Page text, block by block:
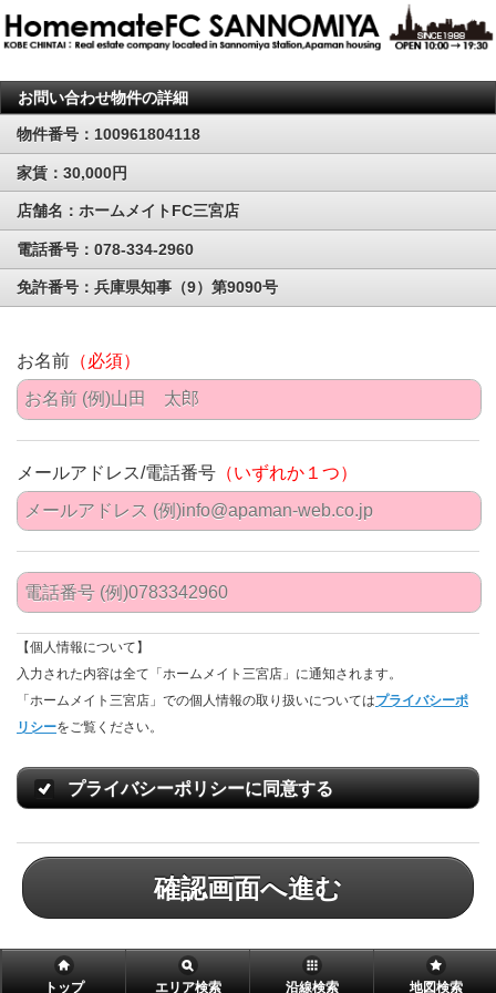
お問い合わせ物件の詳細
物件番号：100961804118
家賃：30,000円
店舗名：ホームメイトFC三宮店
電話番号：078-334-2960
免許番号：兵庫県知事（9）第9090号
お名前 （必須）
メールアドレス/電話番号 （いずれか１つ）
【個人情報について】
入力された内容は全て「ホームメイト三宮店」に通知されます。
「ホームメイト三宮店」での個人情報の取り扱いについてはプライバシーポ
リシーをご覧ください。
プライバシーポリシーに同意する
確認画面へ進む
トップ エリア検索 沿線検索 地図検索